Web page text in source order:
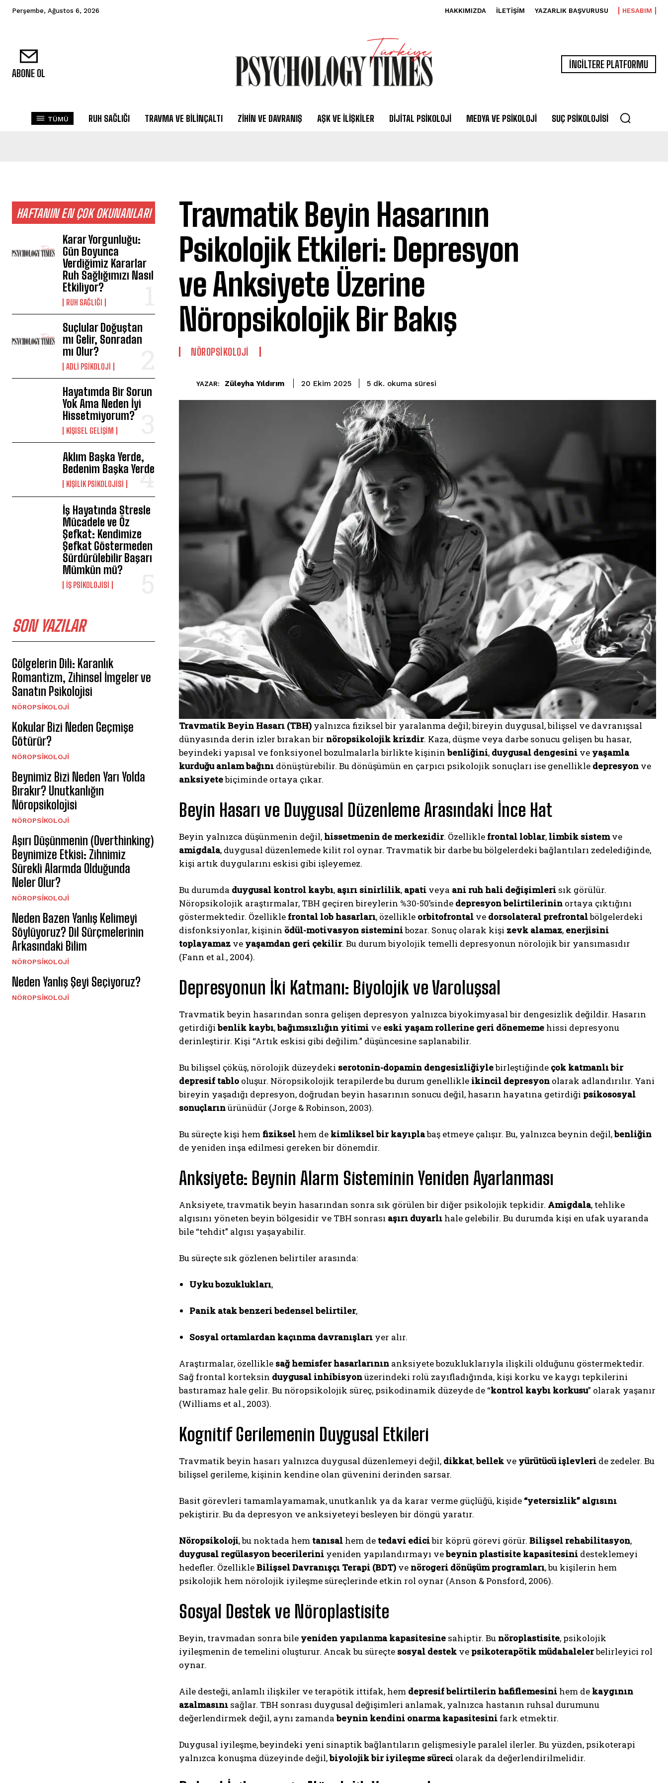
ABONE OL
Gizlilik politikasınıokudum, onaylıyorum.
Perşembe, Ağustos 6, 2026 HAKKIMIZDA İLETIŞIM YAZARLIK BAŞVURUSU HESABIM
ABONE OL
İNGİLTERE PLATFORMU
TÜMÜ RUH SAĞLIĞI TRAVMA VE BILINÇALTI ZIHIN VE DAVRANIŞ AŞK VE İLIŞKILER DIJITAL PSIKOLOJI MEDYA VE PSIKOLOJI SUÇ PSIKOLOJISI
HAFTANIN EN ÇOK OKUNANLARI
Karar Yorgunluğu:
Gün Boyunca
Verdiğimiz Kararlar
Ruh Sağlığımızı Nasıl
Etkiliyor?
⁠RUH SAĞLIĞI
Suçlular Doğuştan
mı Gelir, Sonradan
mı Olur?
ADLI PSIKOLOJI
Hayatımda Bir Sorun
Yok Ama Neden İyi
Hissetmiyorum?
KIŞISEL GELIŞIM
Aklım Başka Yerde,
Bedenim Başka Yerde
KIŞILIK PSIKOLOJISI
İş Hayatında Stresle
Mücadele ve Öz
Şefkat: Kendimize
Şefkat Göstermeden
Sürdürülebilir Başarı
Mümkün mü?
İŞ PSIKOLOJISI
SON YAZILAR
Gölgelerin Dili: Karanlık
Romantizm, Zihinsel İmgeler ve
Sanatın Psikolojisi
NÖROPSIKOLOJI
Kokular Bizi Neden Geçmişe
Götürür?
NÖROPSIKOLOJI
Beynimiz Bizi Neden Yarı Yolda
Bırakır? Unutkanlığın
Nöropsikolojisi
NÖROPSIKOLOJI
Aşırı Düşünmenin (Overthinking)
Beynimize Etkisi: Zihnimiz
Sürekli Alarmda Olduğunda
Neler Olur?
NÖROPSIKOLOJI
Neden Bazen Yanlış Kelimeyi
Söylüyoruz? Dil Sürçmelerinin
Arkasındaki Bilim
NÖROPSIKOLOJI
Neden Yanlış Şeyi Seçiyoruz?
NÖROPSIKOLOJI
Travmatik Beyin Hasarının
Psikolojik Etkileri: Depresyon
ve Anksiyete Üzerine
Nöropsikolojik Bir Bakış
NÖROPSIKOLOJI
YAZAR: Züleyha Yıldırım 20 Ekim 2025 5 dk. okuma süresi
Travmatik Beyin Hasarı (TBH) yalnızca fiziksel bir yaralanma değil; bireyin duygusal, bilişsel ve davranışsal
dünyasında derin izler bırakan bir nöropsikolojik krizdir. Kaza, düşme veya darbe sonucu gelişen bu hasar,
beyindeki yapısal ve fonksiyonel bozulmalarla birlikte kişininbenliğini, duygusal dengesini ve yaşamla
kurduğu anlam bağını dönüştürebilir. Bu dönüşümün en çarpıcı psikolojik sonuçları ise genellikle depresyon ve
anksiyetebiçiminde ortaya çıkar.
Beyin Hasarı ve Duygusal Düzenleme Arasındaki İnce Hat
Beyin yalnızca düşünmenin değil, hissetmenin de merkezidir. Özellikle frontal loblar, limbik sistemve
amigdala, duygusal düzenlemede kilit rol oynar. Travmatik bir darbe bu bölgelerdeki bağlantıları zedelediğinde,
kişi artık duygularını eskisi gibi işleyemez.
Bu durumda duygusal kontrol kaybı, aşırı sinirlilik, apati veya ani ruh hali değişimleri sık görülür.
Nöropsikolojik araştırmalar, TBH geçiren bireylerin %30-50’sinde depresyon belirtilerinin ortaya çıktığını
göstermektedir. Özellikle frontal lob hasarları, özellikle orbitofrontal ve dorsolateral prefrontalbölgelerdeki
disfonksiyonlar, kişinin ödül-motivasyon sisteminibozar. Sonuç olarak kişi zevk alamaz, enerjisini
toplayamaz ve yaşamdan geri çekilir. Bu durum biyolojik temelli depresyonun nörolojik bir yansımasıdır
(Fann et al., 2004).
Depresyonun İki Katmanı: Biyolojik ve Varoluşsal
Travmatik beyin hasarından sonra gelişen depresyon yalnızca biyokimyasal bir dengesizlik değildir. Hasarın
getirdiğibenlik kaybı,bağımsızlığın yitimi ve eski yaşam rollerine geri dönememe hissi depresyonu
derinleştirir. Kişi “Artık eskisi gibi değilim.” düşüncesine saplanabilir.
Bu bilişsel çöküş, nörolojik düzeydeki serotonin-dopamin dengesizliğiylebirleştiğinde çok katmanlı bir
depresif tablo oluşur. Nöropsikolojik terapilerde bu durum genellikle ikincil depresyon olarak adlandırılır. Yani
bireyin yaşadığı depresyon, doğrudan beyin hasarının sonucu değil, hasarın hayatına getirdiği psikososyal
sonuçlarınürünüdür (Jorge & Robinson, 2003).
Bu süreçte kişi hem fiziksel hem de kimliksel bir kayıplabaş etmeye çalışır. Bu, yalnızca beynin değil,benliğin
de yeniden inşa edilmesi gereken bir dönemdir.
Anksiyete: Beynin Alarm Sisteminin Yeniden Ayarlanması
Anksiyete, travmatik beyin hasarından sonra sık görülen bir diğer psikolojik tepkidir. Amigdala, tehlike
algısını yöneten beyin bölgesidir ve TBH sonrası aşırı duyarlı hale gelebilir. Bu durumda kişi en ufak uyaranda
bile “tehdit” algısı yaşayabilir.
Bu süreçte sık gözlenen belirtiler arasında:
Uyku bozuklukları,
Panik atak benzeri bedensel belirtiler,
Sosyal ortamlardan kaçınma davranışları yer alır.
Araştırmalar, özellikle sağ hemisfer hasarlarının anksiyete bozukluklarıyla ilişkili olduğunu göstermektedir.
Sağ frontal korteksin duygusal inhibisyonüzerindeki rolü zayıfladığında, kişi korku ve kaygı tepkilerini
bastıramaz hale gelir. Bu nöropsikolojik süreç, psikodinamik düzeyde de “kontrol kaybı korkusu” olarak yaşanır
(Williams et al., 2003).
Kognitif Gerilemenin Duygusal Etkileri
Travmatik beyin hasarı yalnızca duygusal düzenlemeyi değil, dikkat,bellek ve yürütücü işlevleri de zedeler. Bu
bilişsel gerileme, kişinin kendine olan güvenini derinden sarsar.
Basit görevleri tamamlayamamak, unutkanlık ya da karar verme güçlüğü, kişide “yetersizlik” algısını
pekiştirir. Bu da depresyon ve anksiyeteyi besleyen bir döngü yaratır.
Nöropsikoloji, bu noktada hem tanısal hem de tedavi edicibir köprü görevi görür. Bilişsel rehabilitasyon,
duygusal regülasyon becerilerini yeniden yapılandırmayı vebeynin plastisite kapasitesini desteklemeyi
hedefler. ÖzellikleBilişsel Davranışçı Terapi (BDT) ve nörogeri dönüşüm programları, bu kişilerin hem
psikolojik hem nörolojik iyileşme süreçlerinde etkin rol oynar (Anson & Ponsford, 2006).
Sosyal Destek ve Nöroplastisite
Beyin, travmadan sonra bile yeniden yapılanma kapasitesine sahiptir. Bu nöroplastisite, psikolojik
iyileşmenin de temelini oluşturur. Ancak bu süreçte sosyal destek ve psikoterapötik müdahalelerbelirleyici rol
oynar.
Aile desteği, anlamlı ilişkiler ve terapötik ittifak, hem depresif belirtilerin hafiflemesini hem de kaygının
azalmasını sağlar. TBH sonrası duygusal değişimleri anlamak, yalnızca hastanın ruhsal durumunu
değerlendirmek değil, aynı zamandabeynin kendini onarma kapasitesini fark etmektir.
Duygusal iyileşme, beyindeki yeni sinaptik bağlantıların gelişmesiyle paralel ilerler. Bu yüzden, psikoterapi
yalnızca konuşma düzeyinde değil,biyolojik bir iyileşme süreci olarak da değerlendirilmelidir.